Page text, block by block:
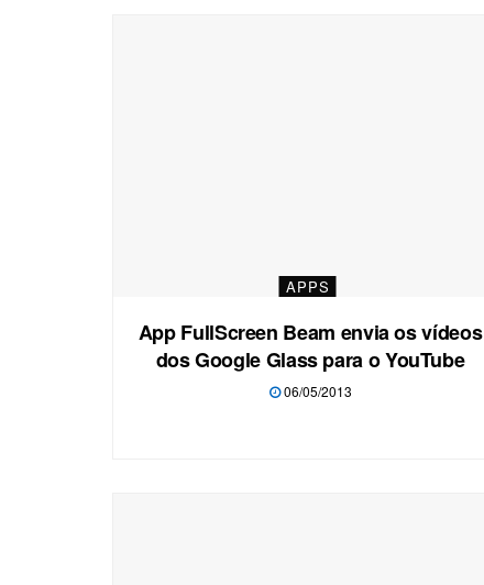
APPS
App FullScreen Beam envia os vídeos
dos Google Glass para o YouTube
06/05/2013